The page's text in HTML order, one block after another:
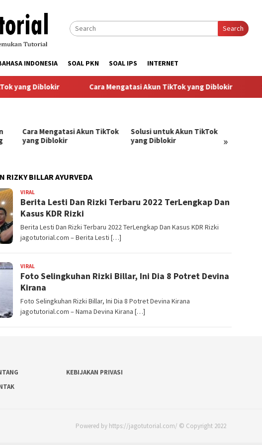
Search
INDONESIA SOAL PKN SOAL IPS INTERNET
yang Diblokir Cara Mengatasi Akun TikTok yang Diblokir
»
Cara Mengatasi Akun TikTok
yang Diblokir
Solusi untuk Akun TikTok
yang Diblokir
RIZKY BILLAR AYURVEDA
VIRAL
Berita Lesti Dan Rizki Terbaru 2022 TerLengkap Dan
Kasus KDR Rizki
Berita Lesti Dan Rizki Terbaru 2022 TerLengkap Dan Kasus KDR Rizki
jagotutorial.com – Berita Lesti […]
VIRAL
Foto Selingkuhan Rizki Billar, Ini Dia 8 Potret Devina
Kirana
Foto Selingkuhan Rizki Billar, Ini Dia 8 Potret Devina Kirana
jagotutorial.com – Nama Devina Kirana […]
KEBIJAKAN PRIVASI
Powered by https://jagotutorial.com/ © Copyright 2022